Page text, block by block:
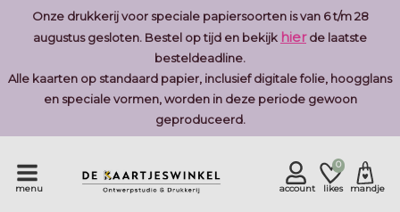
Onze drukkerij voor speciale papiersoorten is van 6 t/m 28
augustus gesloten. Bestel op tijd en bekijk hierde laatste
besteldeadline.
Alle kaarten op standaard papier, inclusief digitale folie, hoogglans
en speciale vormen, worden in deze periode gewoon
geproduceerd.
menu account likes
0
mandje